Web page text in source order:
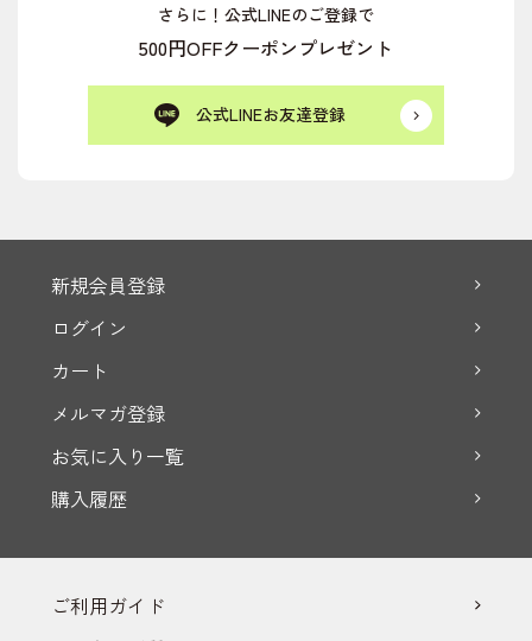
さらに！公式LINEのご登録で
500円OFFクーポンプレゼント
公式LINEお友達登録
新規会員登録
ログイン
カート
メルマガ登録
お気に入り一覧
購入履歴
ご利用ガイド